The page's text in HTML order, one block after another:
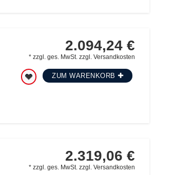
2.094,24 €
*zzgl. ges. MwSt. zzgl.Versandkosten
ZUM WARENKORB
2.319,06 €
*zzgl. ges. MwSt. zzgl.Versandkosten